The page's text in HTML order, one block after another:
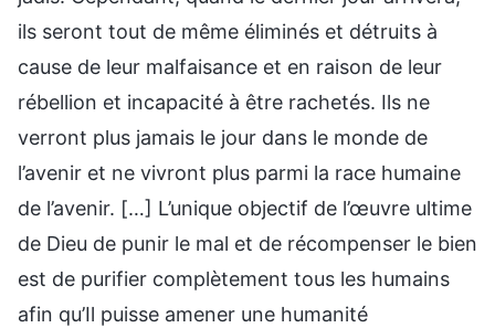
ils seront tout de même éliminés et détruits à
cause de leur malfaisance et en raison de leur
rébellion et incapacité à être rachetés. Ils ne
verront plus jamais le jour dans le monde de
l’avenir et ne vivront plus parmi la race humaine
de l’avenir. […] L’unique objectif de l’œuvre ultime
de Dieu de punir le mal et de récompenser le bien
est de purifier complètement tous les humains
afin qu’Il puisse amener une humanité